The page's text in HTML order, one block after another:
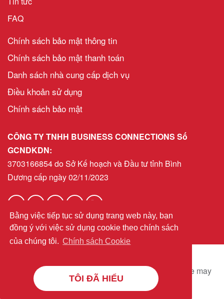
Bằng việc tiếp tục sử dụng trang web này, bạn
đồng ý với việc sử dụng cookie theo chính sách
của chúng tôi. Chính sách Cookie
TÔI ĐÃ HIỂU
FAQ
Chính sách bảo mật thông tin
Chính sách bảo mật thanh toán
Danh sách nhà cung cấp dịch vụ
Điều khoản sử dụng
Chính sách bảo mật
CÔNG TY TNHH BUSINESS CONNECTIONS Số
GCNDKDN:
3703166854 do Sở Kế hoạch và Đầu tư tỉnh Bình
Dương cấp ngày 02/11/2023
Email: helpdeskvn@bni.com
company names, product names logos included here may
be registered trademarks or service marks of their
respective owners.